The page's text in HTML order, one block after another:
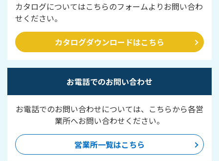
カタログについてはこちらのフォームよりお問い合わ
せください。
カタログダウンロードはこちら
お電話でのお問い合わせ
お電話でのお問い合わせについては、こちらから各営
業所へお問い合わせください。
営業所一覧はこちら